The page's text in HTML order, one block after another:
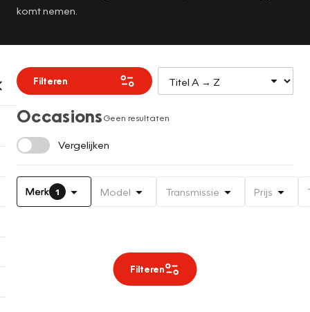
komt nemen.
Filteren
OccasionsGeen resultaten
Vergelijken
Merk 1 Model Transmissie Prijs
Filteren